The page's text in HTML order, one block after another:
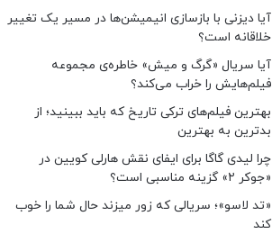
آیا دیزنی با بازسازی انیمیشن‌ها در مسیر یک تغییر
خلاقانه است؟
آیا سریال «گرگ و میش» خاطره‌ی مجموعه‌
فیلم‌هایش را خراب می‌کند؟
بهترین فیلم‌های ترکی تاریخ که باید ببینید؛ از
بدترین به بهترین
چرا لیدی گاگا برای ایفای نقش هارلی کویین در
«جوکر ۲» گزینه مناسبی است؟
«تد لاسو»؛ سریالی که زور میزند حال شما را خوب
کند